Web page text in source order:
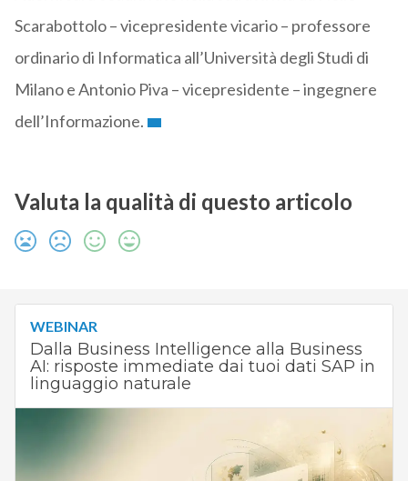
Scarabottolo – vicepresidente vicario – professore
ordinario di Informatica all’Università degli Studi di
Milano e Antonio Piva – vicepresidente – ingegnere
dell’Informazione.
Valuta la qualità di questo articolo
WEBINAR
Dalla Business Intelligence alla Business
AI: risposte immediate dai tuoi dati SAP in
linguaggio naturale